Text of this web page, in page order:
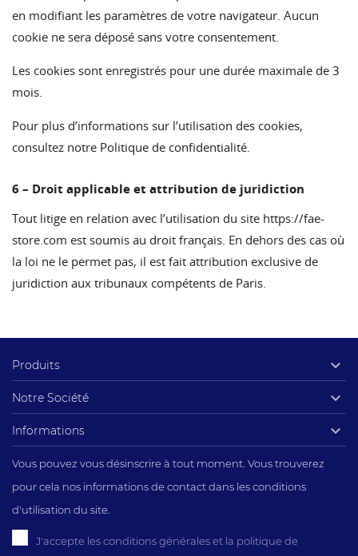
en modifiant les paramètres de votre navigateur. Aucun
cookie ne sera déposé sans votre consentement.
Les cookies sont enregistrés pour une durée maximale de 3
mois.
Pour plus d’informations sur l’utilisation des cookies,
consultez notre Politique de confidentialité
6 – Droit applicable et attribution de juridiction
Tout litige en relation avec l’utilisation du site https://fae-
store.com est soumis au droit français. En dehors des cas où
la loi ne le permet pas, il est fait attribution exclusive de
juridiction aux tribunaux compétents de Paris.
Informations 
Vous pouvez vous désinscrire à tout moment. Vous trouverez
pour cela nos informations de contact dans les conditions
d'utilisation du site.
J'accepte les conditions générales et la politique de
Produits 
Notre Société 